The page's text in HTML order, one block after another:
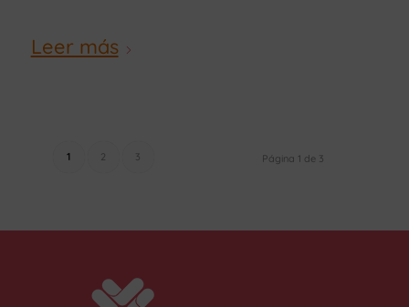
Leer más
Página 1 de 3
1 2 3